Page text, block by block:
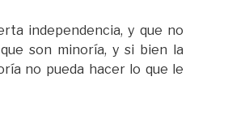
independencia, y que no
son minoría, y si bien la
no pueda hacer lo que le